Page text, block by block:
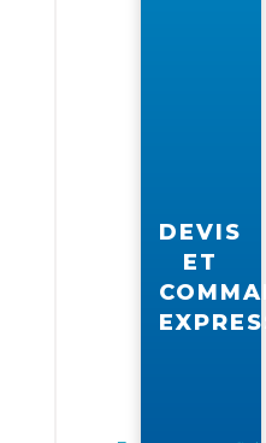
DEVIS
ET
EXPRESS